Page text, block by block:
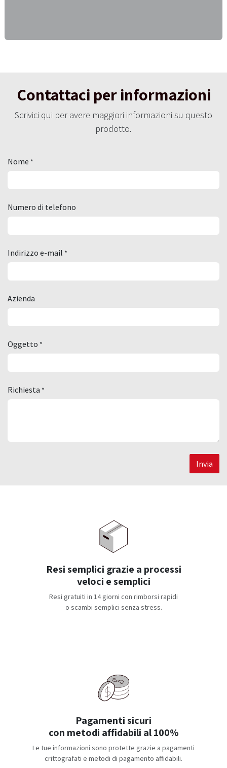
Contattaci per informazioni
Scrivici qui per avere maggiori informazioni su questo
prodotto.
Nome *
Numero di telefono
Indirizzo e-mail *
Azienda
Oggetto *
Richiesta *
Invia
Resi semplici grazie a processi
veloci e semplici
Resi gratuiti in 14 giorni con rimborsi rapidi
o scambi semplici senza stress.
Pagamenti sicuri
con metodi affidabili al 100%
Le tue informazioni sono protette grazie a pagamenti
crittografati e metodi di pagamento affidabili.